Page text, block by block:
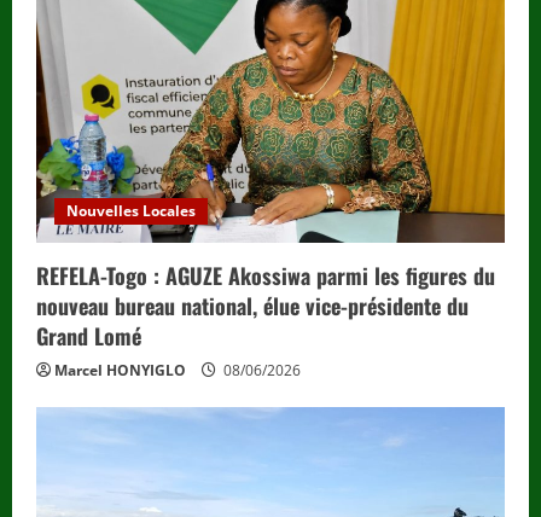
Nouvelles Locales
REFELA-Togo : AGUZE Akossiwa parmi les figures du
nouveau bureau national, élue vice-présidente du
Grand Lomé
Marcel HONYIGLO 08/06/2026